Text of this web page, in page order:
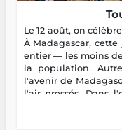
Le 12 août, on
À Madagascar,
entier — les moins
la population.
l'avenir de
l'air pressés. Dans
plus nombreux à
sans filet, souvent